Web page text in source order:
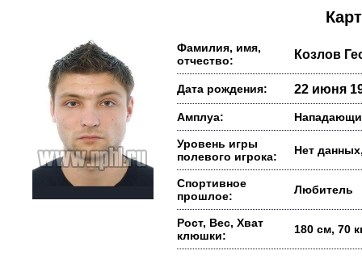
Фамилия, имя,
отчество:
Козлов
Дата рождения: 22 июня
Амплуа:
Уровень игры
полевого игрока:
Нет
Спортивное
прошлое:
Любитель
Рост, Вес, Хват
клюшки:
180 см, 70